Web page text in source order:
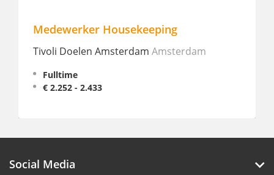
Medewerker Housekeeping
Tivoli Doelen Amsterdam Amsterdam
Fulltime
€ 2.252 - 2.433
Social Media